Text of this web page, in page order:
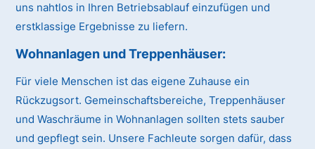
uns nahtlos in Ihren Betriebsablauf einzufügen und
erstklassige Ergebnisse zu liefern.
Wohnanlagen und Treppenhäuser:
Für viele Menschen ist das eigene Zuhause ein
Rückzugsort. Gemeinschaftsbereiche, Treppenhäuser
und Waschräume in Wohnanlagen sollten stets sauber
und gepflegt sein. Unsere Fachleute sorgen dafür, dass